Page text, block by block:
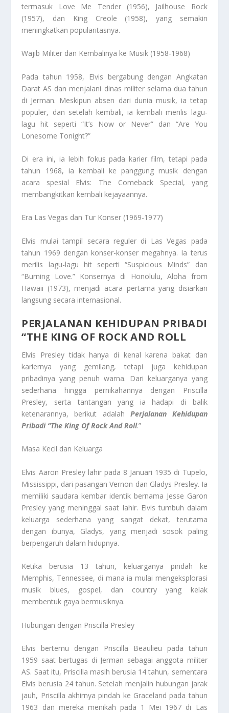
termasuk Love Me Tender (1956), Jailhouse Rock
(1957), dan King Creole (1958), yang semakin
meningkatkan popularitasnya.
Wajib Militer dan Kembalinya ke Musik (1958-1968)
Pada tahun 1958, Elvis bergabung dengan Angkatan
Darat AS dan menjalani dinas militer selama dua tahun
di Jerman. Meskipun absen dari dunia musik, ia tetap
populer, dan setelah kembali, ia kembali merilis lagu-
lagu hit seperti “It’s Now or Never” dan “Are You
Lonesome Tonight?”
Di era ini, ia lebih fokus pada karier film, tetapi pada
tahun 1968, ia kembali ke panggung musik dengan
acara spesial Elvis: The Comeback Special, yang
membangkitkan kembali kejayaannya.
Era Las Vegas dan Tur Konser (1969-1977)
Elvis mulai tampil secara reguler di Las Vegas pada
tahun 1969 dengan konser-konser megahnya. Ia terus
merilis lagu-lagu hit seperti “Suspicious Minds” dan
“Burning Love.” Konsernya di Honolulu, Aloha from
Hawaii (1973), menjadi acara pertama yang disiarkan
langsung secara internasional.
PERJALANAN KEHIDUPAN PRIBADI
“THE KING OF ROCK AND ROLL
Elvis Presley tidak hanya di kenal karena bakat dan
kariernya yang gemilang, tetapi juga kehidupan
pribadinya yang penuh warna. Dari keluarganya yang
sederhana hingga pernikahannya dengan Priscilla
Presley, serta tantangan yang ia hadapi di balik
ketenarannya, berikut adalah Perjalanan Kehidupan
Pribadi “The King Of Rock And Roll.”
Masa Kecil dan Keluarga
Elvis Aaron Presley lahir pada 8 Januari 1935 di Tupelo,
Mississippi, dari pasangan Vernon dan Gladys Presley. Ia
memiliki saudara kembar identik bernama Jesse Garon
Presley yang meninggal saat lahir. Elvis tumbuh dalam
keluarga sederhana yang sangat dekat, terutama
dengan ibunya, Gladys, yang menjadi sosok paling
berpengaruh dalam hidupnya.
Ketika berusia 13 tahun, keluarganya pindah ke
Memphis, Tennessee, di mana ia mulai mengeksplorasi
musik blues, gospel, dan country yang kelak
membentuk gaya bermusiknya.
Hubungan dengan Priscilla Presley
Elvis bertemu dengan Priscilla Beaulieu pada tahun
1959 saat bertugas di Jerman sebagai anggota militer
AS. Saat itu, Priscilla masih berusia 14 tahun, sementara
Elvis berusia 24 tahun. Setelah menjalin hubungan jarak
jauh, Priscilla akhirnya pindah ke Graceland pada tahun
1963 dan mereka menikah pada 1 Mei 1967 di Las